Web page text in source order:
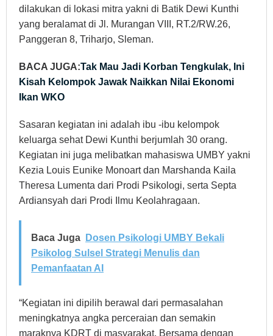
dilakukan di lokasi mitra yakni di Batik Dewi Kunthi
yang beralamat di Jl. Murangan VIII, RT.2/RW.26,
Panggeran 8, Triharjo, Sleman.
BACA JUGA:Tak Mau Jadi Korban Tengkulak, Ini
Kisah Kelompok Jawak Naikkan Nilai Ekonomi
Ikan WKO
Sasaran kegiatan ini adalah ibu -ibu kelompok
keluarga sehat Dewi Kunthi berjumlah 30 orang.
Kegiatan ini juga melibatkan mahasiswa UMBY yakni
Kezia Louis Eunike Monoart dan Marshanda Kaila
Theresa Lumenta dari Prodi Psikologi, serta Septa
Ardiansyah dari Prodi Ilmu Keolahragaan.
Baca Juga
Dosen Psikologi UMBY Bekali
Psikolog Sulsel Strategi Menulis dan
Pemanfaatan AI
“Kegiatan ini dipilih berawal dari permasalahan
meningkatnya angka perceraian dan semakin
maraknya KDRT di masyarakat. Bersama dengan